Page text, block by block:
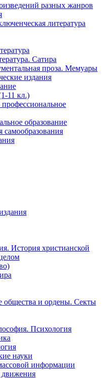
разных жанров
литература
Сатира
проза. Мемуары
издания
11 кл.)
образование
самообразования
История христианской
общества и ордены. Секты
Психология
науки
информации